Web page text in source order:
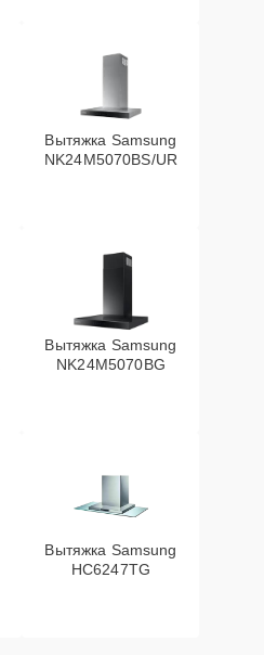
Вытяжка Samsung
NK24M5070BS/UR
Вытяжка Samsung
NK24M5070BG
Вытяжка Samsung
HC6247TG